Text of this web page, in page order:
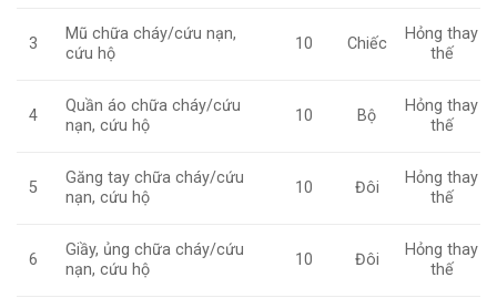
3
Mũ chữa cháy/cứu nạn,
cứu hộ
10 Chiếc
Hỏng thay
thế
4
Quần áo chữa cháy/cứu
nạn, cứu hộ
10 Bộ
Hỏng thay
thế
5
Găng tay chữa cháy/cứu
nạn, cứu hộ
10 Đôi
Hỏng thay
thế
6
Giầy, ủng chữa cháy/cứu
nạn, cứu hộ
10 Đôi
Hỏng thay
thế